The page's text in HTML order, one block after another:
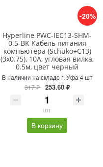
-20%
Hyperline PWC-IEC13-SHM-
0.5-BK Кабель питания
компьютера (Schuko+C13)
(3x0.75), 10A, угловая вилка,
0.5м, цвет черный
В наличии на складе г. Уфа 4 шт
317 ₽ 253.60 ₽
шт
В корзину